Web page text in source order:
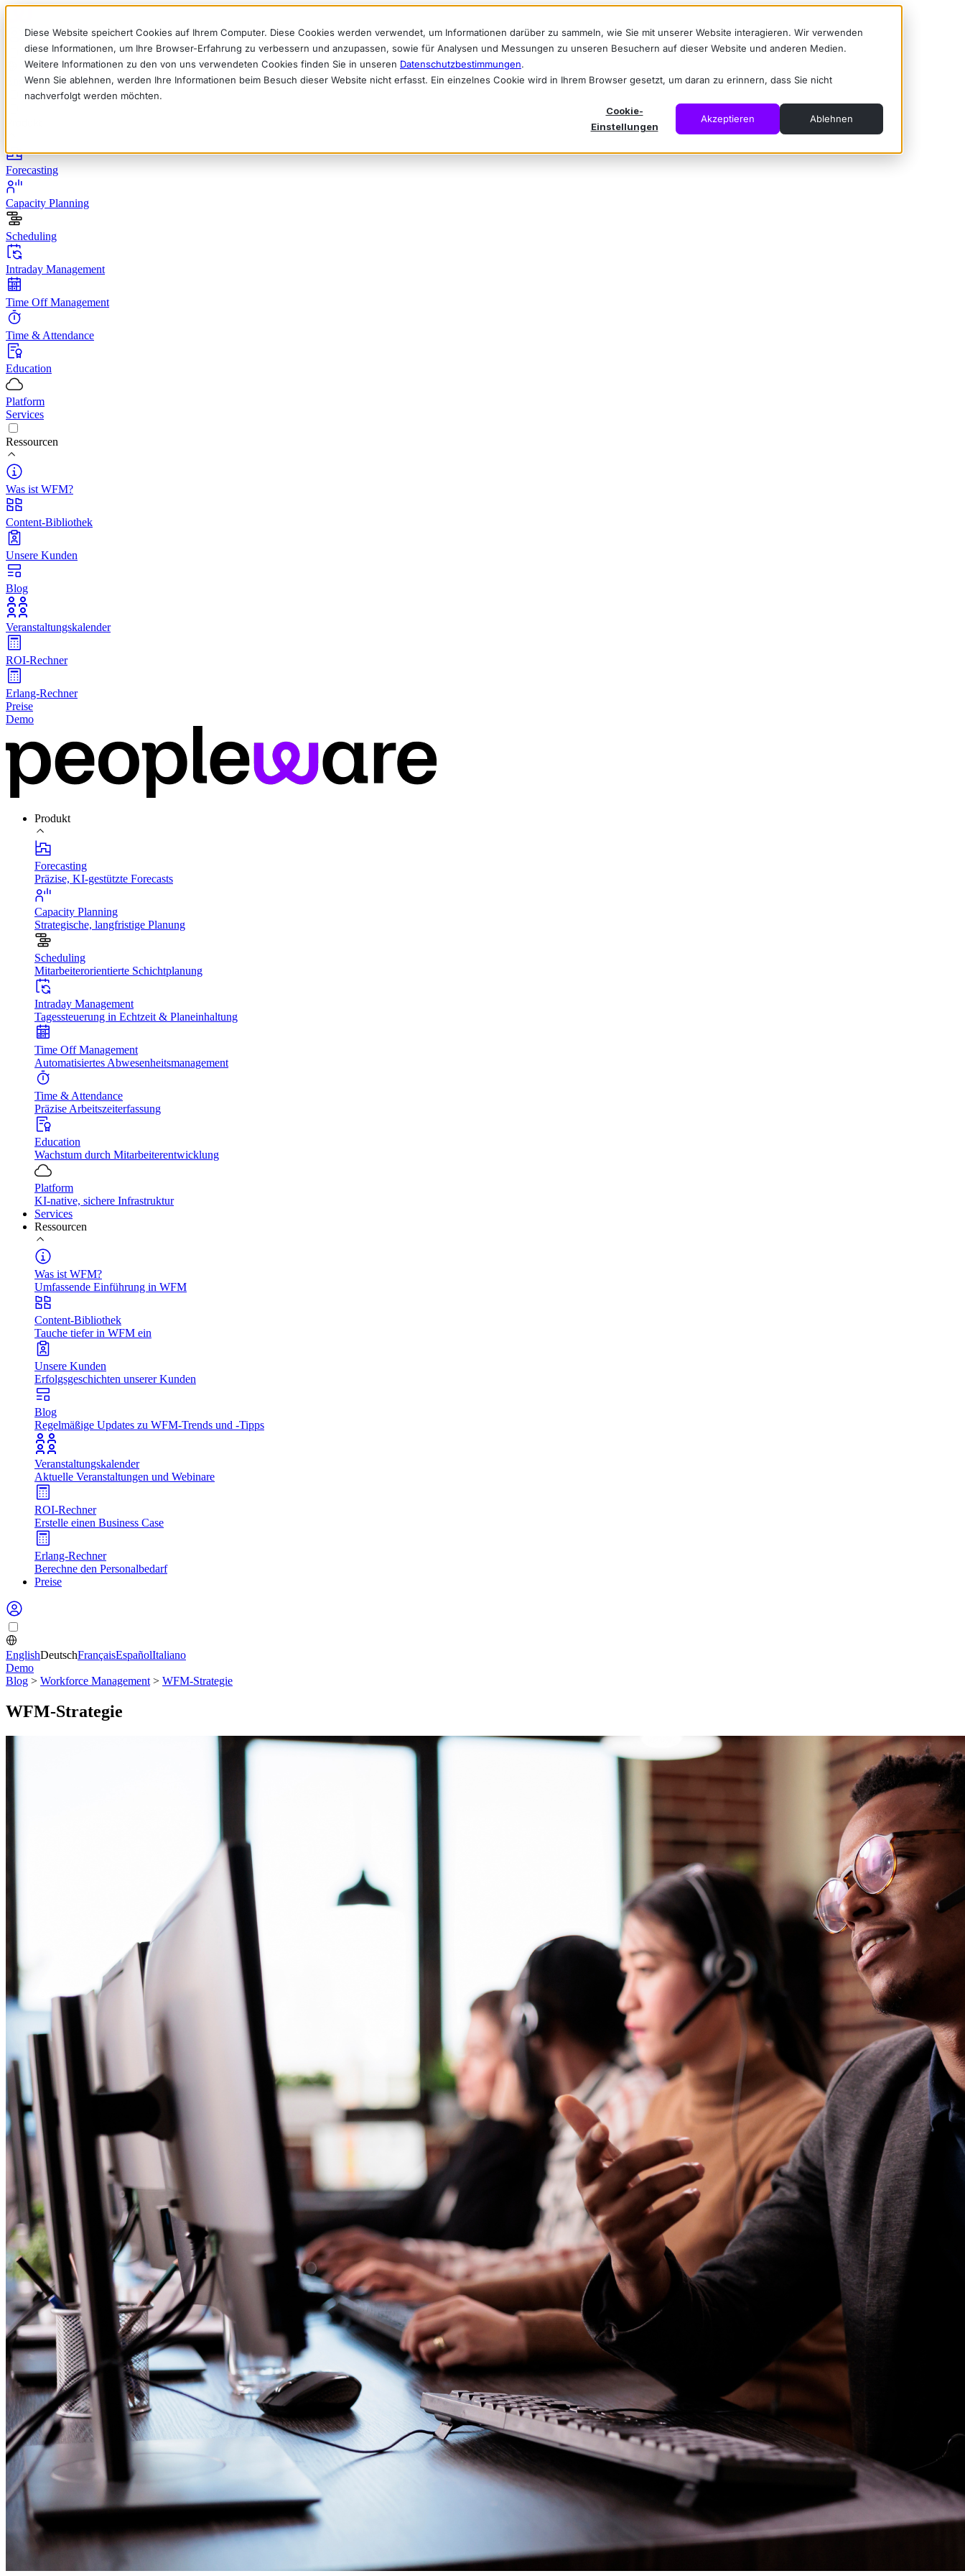
Diese Website speichert Cookies auf Ihrem Computer. Diese Cookies werden verwendet, um Informationen darüber zu sammeln, wie Sie mit unserer Website interagieren. Wir verwenden
diese Informationen, um Ihre Browser-Erfahrung zu verbessern und anzupassen, sowie für Analysen und Messungen zu unseren Besuchern auf dieser Website und anderen Medien.
Weitere Informationen zu den von uns verwendeten Cookies finden Sie in unseren Datenschutzbestimmungen.
Wenn Sie ablehnen, werden Ihre Informationen beim Besuch dieser Website nicht erfasst. Ein einzelnes Cookie wird in Ihrem Browser gesetzt, um daran zu erinnern, dass Sie nicht
nachverfolgt werden möchten.
Cookie-
Einstellungen
Akzeptieren Ablehnen
EnglishDeutschFrançais Español Italiano
Forecasting
Capacity Planning
Scheduling
Intraday Management
Time Off Management
Time & Attendance
Education
Platform
Services
Ressourcen
Was ist WFM?
Content-Bibliothek
Unsere Kunden
Blog
Veranstaltungskalender
ROI-Rechner
Erlang-Rechner
Preise
Demo
Produkt
Forecasting
Präzise, KI-gestützte Forecasts
Capacity Planning
Strategische, langfristige Planung
Scheduling
Mitarbeiterorientierte Schichtplanung
Intraday Management
Tagessteuerung in Echtzeit & Planeinhaltung
Time Off Management
Automatisiertes Abwesenheitsmanagement
Time & Attendance
Präzise Arbeitszeiterfassung
Education
Wachstum durch Mitarbeiterentwicklung
Platform
KI-native, sichere Infrastruktur
Services
Ressourcen
Was ist WFM?
Umfassende Einführung in WFM
Content-Bibliothek
Tauche tiefer in WFM ein
Unsere Kunden
Erfolgsgeschichten unserer Kunden
Blog
Regelmäßige Updates zu WFM-Trends und -Tipps
Veranstaltungskalender
Aktuelle Veranstaltungen und Webinare
ROI-Rechner
Erstelle einen Business Case
Erlang-Rechner
Berechne den Personalbedarf
Preise
EnglishDeutschFrançaisEspañolItaliano
Demo
Blog > Workforce Management > WFM-Strategie
WFM-Strategie